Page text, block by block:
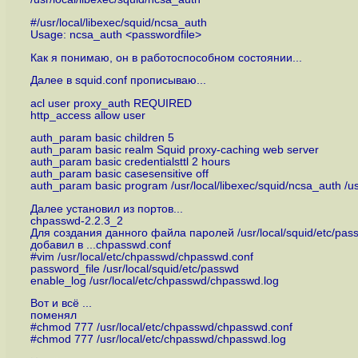
#/usr/local/libexec/squid/ncsa_auth
Usage: ncsa_auth <passwordfile>
Как я понимаю, он в работоспособном состоянии...
Далее в squid.conf прописываю...
acl user proxy_auth REQUIRED
http_access allow user
auth_param basic children 5
auth_param basic realm Squid proxy-caching web server
auth_param basic credentialsttl 2 hours
auth_param basic casesensitive off
auth_param basic program /usr/local/libexec/squid/ncsa_auth /
Далее установил из портов...
chpasswd-2.2.3_2
Для создания данного файла паролей /usr/local/squid/etc/
добавил в ...chpasswd.conf
#vim /usr/local/etc/chpasswd/chpasswd.conf
password_file /usr/local/squid/etc/passwd
enable_log /usr/local/etc/chpasswd/chpasswd.log
Вот и всё ...
поменял
#chmod 777 /usr/local/etc/chpasswd/chpasswd.conf
#chmod 777 /usr/local/etc/chpasswd/chpasswd.log